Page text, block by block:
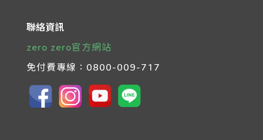
聯絡資訊
zero zero官方網站
免付費專線： 0800-009-717